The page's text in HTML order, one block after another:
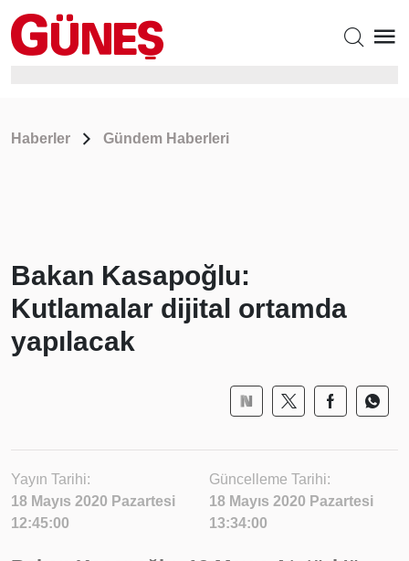
Haberler Gündem Haberleri
Bakan Kasapoğlu:
Kutlamalar dijital ortamda
yapılacak
Yayın Tarihi:
18 Mayıs 2020 Pazartesi
12:45:00
Güncelleme Tarihi:
18 Mayıs 2020 Pazartesi
13:34:00